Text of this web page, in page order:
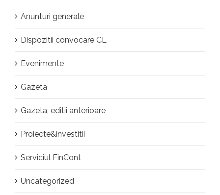
Anunturi generale
Dispozitii convocare CL
Evenimente
Gazeta
Gazeta, editii anterioare
Proiecte&investitii
Serviciul FinCont
Uncategorized